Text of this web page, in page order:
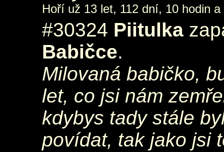
Hoří už 13 let, 112 dní, 10 hodin
#30324 Piitulka
Babičce.
Milovaná babičko,
let, co jsi nám
kdybys tady stále
povídat, tak jako jsi